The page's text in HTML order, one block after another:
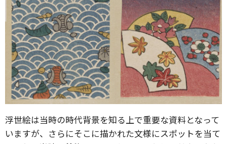
浮世絵は当時の時代背景を知る上で重要な資料となって
いますが、さらにそこに描かれた文様にスポットを当て